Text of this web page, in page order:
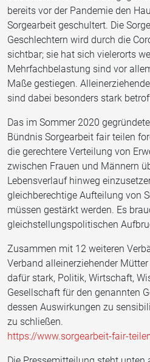
bereits vor der Pandemie den
Sorgearbeit geschultert. Die
Geschlechtern wird durch die
sichtbar; sie hat sich vielerorts
Mehrfachbelastung sind vor
Maße gestiegen.
sind dabei besonders stark
Das im Sommer 2020
Bündnis Sorgearbeit fair teilen
die gerechtere Verteilung von
zwischen Frauen und Männern
Lebensverlauf hinweg
gleichberechtige Aufteilung von
müssen gestärkt werden. Es
gleichstellungspolitischen
Zusammen mit 12 weiteren
Verband alleinerziehender Mütter
dafür stark, Politik, Wirtschaft,
Gesellschaft für den genannten
dessen Auswirkungen zu
zu schließen.
https://www.sorgearbeit-fair-